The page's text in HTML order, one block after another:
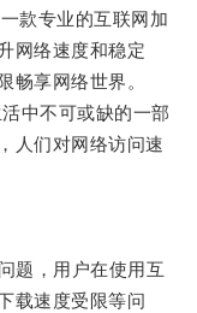
款专业的互联网加
网络速度和稳定
畅享网络世界。
中不可或缺的一部
人们对网络访问速
，用户在使用互
载速度受限等问